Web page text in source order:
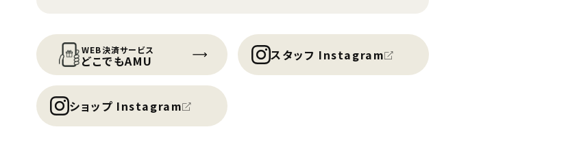
WEB決済サービス
どこでもAMU スタッフ Instagram
ショップ Instagram